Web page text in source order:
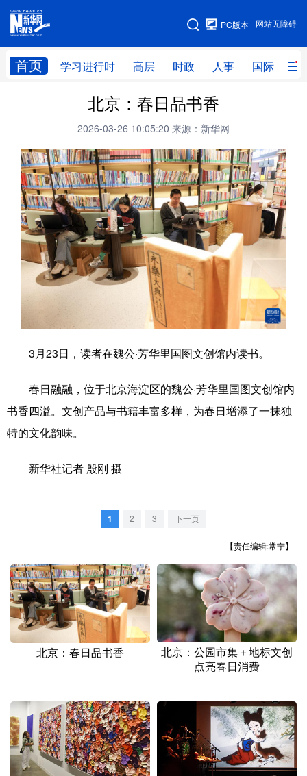
网站无障碍
PC版本
首页 学习进行时 高层 时政 人事 国际 财
网站地图
高层 时政
财经 网评
台湾 思客智库 全球连线 教育
科技 科创 量子 体育
文化 书画 健康 军事
访谈 视频 图片 政务
法律 中央文件 金融
数字经济
城市 旅游 能源 会展
彩票 娱乐 时尚 悦读
公益 一带一路 亚太网 上市公司
天津
浙江 安徽 福建 江西
山东 河南 湖南
广东 广西 海南 重庆
云南 西藏
陕西 甘肃 青海 宁夏
新疆 内蒙古 黑龙江
北京：春日品书香
2026-03-26 10:05:20 来源：新华网
3月23日，读者在魏公·芳华里国图文创馆内读书。
春日融融，位于北京海淀区的魏公·芳华里国图文创馆内
书香四溢。文创产品与书籍丰富多样，为春日增添了一抹独
特的文化韵味。
新华社记者 殷刚 摄
1 2 3 下一页
【责任编辑:常宁】
北京：春日品书香
北京：公园市集＋地标文创
点亮春日消费